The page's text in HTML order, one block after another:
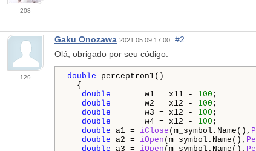
208
129
Gaku Onozawa 2021.05.09 17:00
#2
Olá, obrigado por seu código.
double perceptron1()
{
double w1 = x11 - 100 ;
double w2 = x12 - 100 ;
double w3 = x12 - 100 ;
double w4 = x12 - 100 ;
double a1 = iClose (m_symbol.Name(),
double a2 = iOpen (m_symbol.Name(),
double a3 = iOpen (m_symbol.Name(),